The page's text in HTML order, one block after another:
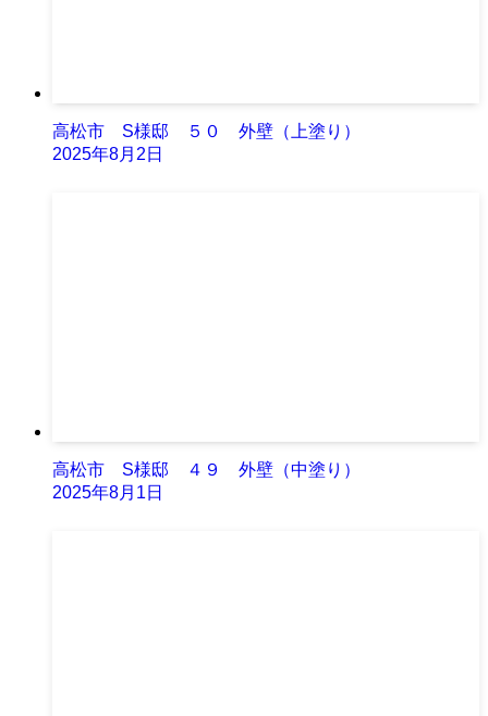
高松市 S様邸 ５０ 外壁（上塗り）
2025年8月2日
高松市 S様邸 ４９ 外壁（中塗り）
2025年8月1日